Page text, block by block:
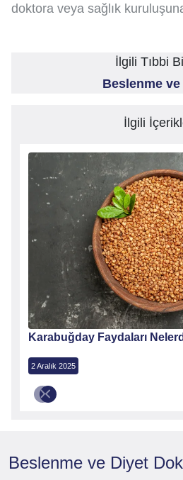
doktora veya sağlık
İlgili Tıbbi
Beslenme
İlgili
Karabuğday Faydaları
2 Aralık 2025
Beslenme ve Diyet